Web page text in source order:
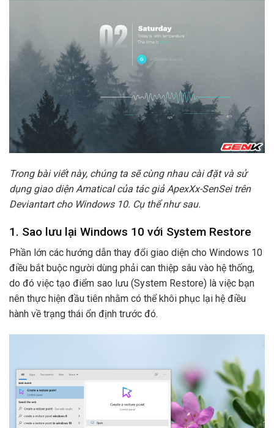
Trong bài viết này, chúng ta sẽ cùng nhau cài đặt và sử
dụng giao diện Amatical của tác giả ApexXx-SenSei trên
Deviantart cho Windows 10. Cụ thể như sau.
1. Sao lưu lại Windows 10 với System Restore
Phần lớn các hướng dẫn thay đổi giao diện cho Windows 10
điều bắt buộc người dùng phải can thiệp sâu vào hệ thống,
do đó việc tạo điểm sao lưu (System Restore) là việc bạn
nên thực hiện đầu tiên nhằm có thể khôi phục lại hệ điều
hành về trạng thái ổn định trước đó.